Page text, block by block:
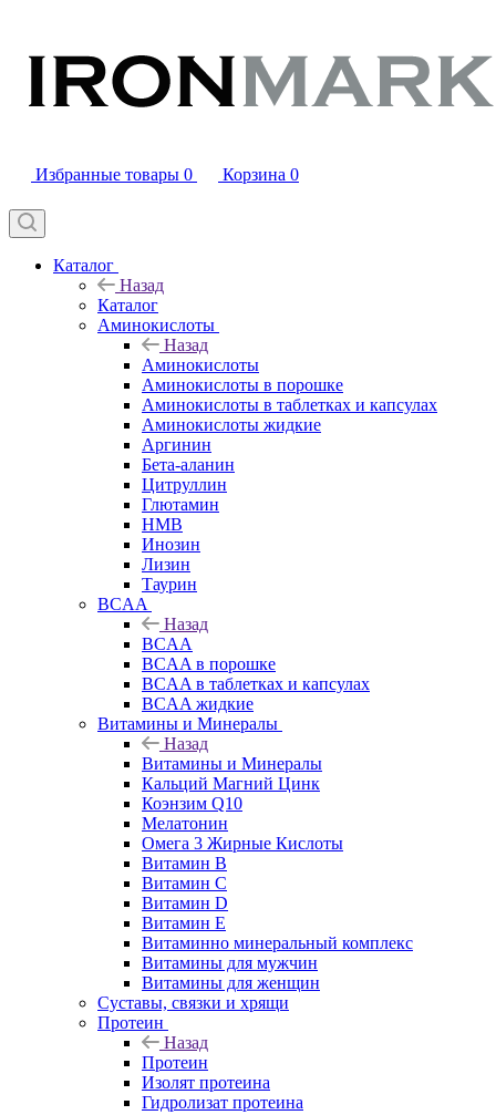
Избранные товары 0 Корзина 0
Каталог
Назад
Каталог
Аминокислоты
Назад
Аминокислоты
Аминокислоты в порошке
Аминокислоты в таблетках и капсулах
Аминокислоты жидкие
Аргинин
Бета-аланин
Цитруллин
Глютамин
HMB
Инозин
Лизин
Таурин
BCAA
Назад
BCAA
BCAA в порошке
BCAA в таблетках и капсулах
BCAA жидкие
Витамины и Минералы
Назад
Витамины и Минералы
Кальций Магний Цинк
Коэнзим Q10
Мелатонин
Омега 3 Жирные Кислоты
Витамин B
Витамин C
Витамин D
Витамин E
Витаминно минеральный комплекс
Витамины для мужчин
Витамины для женщин
Суставы, связки и хрящи
Протеин
Назад
Протеин
Изолят протеина
Гидролизат протеина